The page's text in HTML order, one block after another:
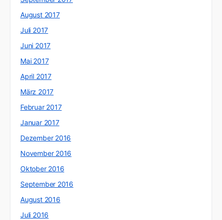
August 2017
Juli 2017
Juni 2017
Mai 2017
April 2017
März 2017
Februar 2017
Januar 2017
Dezember 2016
November 2016
Oktober 2016
September 2016
August 2016
Juli 2016